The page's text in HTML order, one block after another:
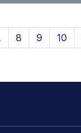
8 9 10